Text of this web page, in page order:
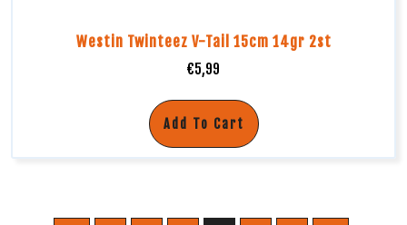
Westin Twinteez V-Tail 15cm 14gr 2st
€5,99
Add To Cart